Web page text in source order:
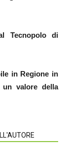
Tecnopolo di
in Regione in
valore della